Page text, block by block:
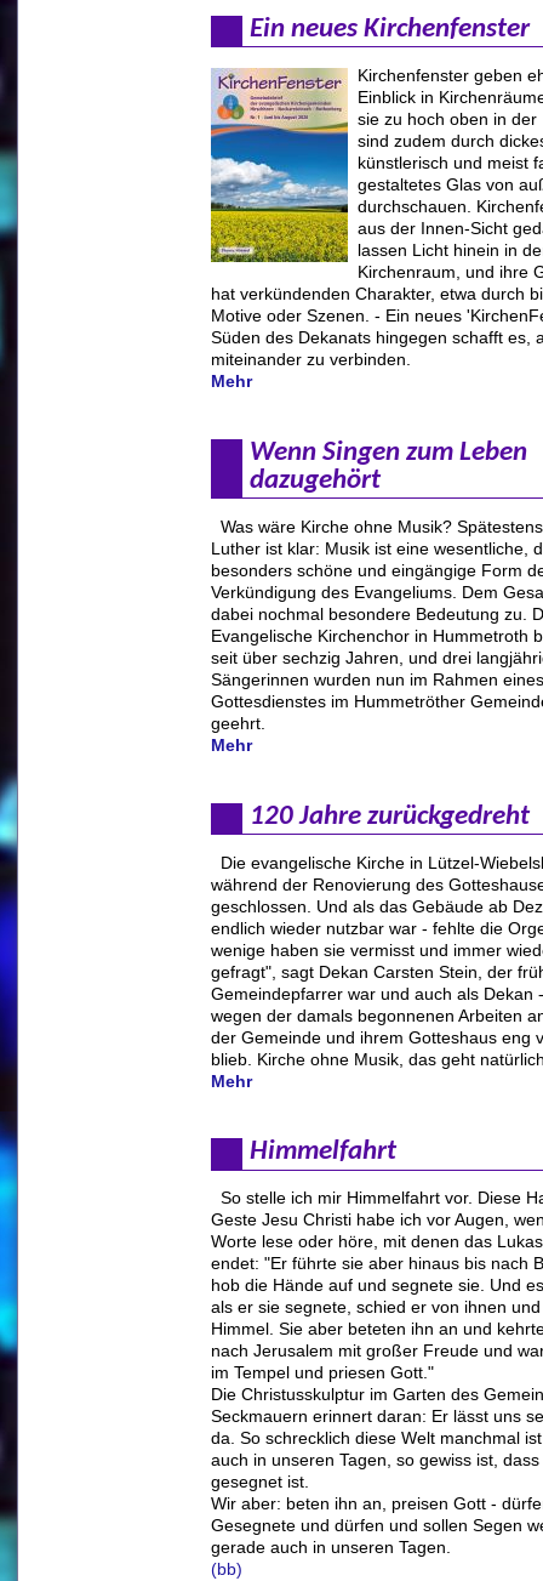
Ein neues Kirchenfenster
Kirchenfenster geben
Einblick in
sie zu hoch oben in der
sind zudem durch
künstlerisch und meist
gestaltetes Glas von
durchschauen.
aus der Innen-Sicht
lassen Licht hinein in
Kirchenraum, und ihre
hat verkündenden Charakter, etwa durch
Motive oder Szenen. - Ein neues
Süden des Dekanats hingegen schafft es,
miteinander zu verbinden.
Mehr
Wenn Singen zum Leben
dazugehört
Was wäre Kirche ohne Musik?
Luther ist klar: Musik ist eine wesentliche,
besonders schöne und eingängige Form
Verkündigung des Evangeliums. Dem
dabei nochmal besondere Bedeutung zu.
Evangelische Kirchenchor in Hummetroth
seit über sechzig Jahren, und drei
Sängerinnen wurden nun im Rahmen
Gottesdienstes im Hummetröther
geehrt.
Mehr
120 Jahre zurückgedreht
Die evangelische Kirche in Lützel-
während der Renovierung des
geschlossen. Und als das Gebäude ab
endlich wieder nutzbar war - fehlte die
wenige haben sie vermisst und immer
gefragt", sagt Dekan Carsten Stein, der
Gemeindepfarrer war und auch als Dekan
wegen der damals begonnenen Arbeiten
der Gemeinde und ihrem Gotteshaus eng
blieb. Kirche ohne Musik, das geht
Mehr
Himmelfahrt
So stelle ich mir Himmelfahrt vor. Diese
Geste Jesu Christi habe ich vor Augen,
Worte lese oder höre, mit denen das
endet: "Er führte sie aber hinaus bis nach
hob die Hände auf und segnete sie. Und
als er sie segnete, schied er von ihnen
Himmel. Sie aber beteten ihn an und
nach Jerusalem mit großer Freude und
im Tempel und priesen Gott."
Die Christusskulptur im Garten des
Seckmauern erinnert daran: Er lässt uns
da. So schrecklich diese Welt manchmal
auch in unseren Tagen, so gewiss ist,
gesegnet ist.
Wir aber: beten ihn an, preisen Gott -
Gesegnete und dürfen und sollen Segen
gerade auch in unseren Tagen.
(bb)